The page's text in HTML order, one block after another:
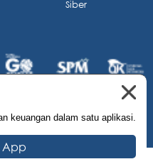
keuangan dalam satu aplikasi.
App
Siber
Rights Reserved.